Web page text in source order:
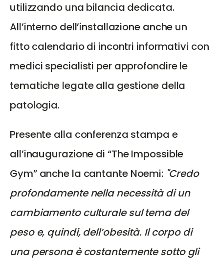
utilizzando una bilancia dedicata.
All’interno dell’installazione anche un
fitto calendario di incontri informativi con
medici specialisti per approfondire le
tematiche legate alla gestione della
patologia.
Presente alla conferenza stampa e
all’inaugurazione di “The Impossible
Gym” anche la cantante Noemi: "Credo
profondamente nella necessità di un
cambiamento culturale sul tema del
peso e, quindi, dell’obesità. Il corpo di
una persona è costantemente sotto gli